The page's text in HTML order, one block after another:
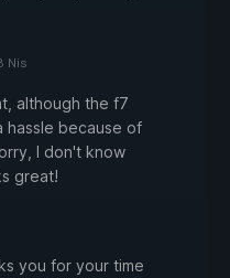
Nis
although the f7
hassle because of
I don't know
great!
you for your time